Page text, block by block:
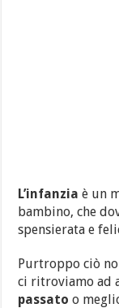
L’infanzia è un
bambino, che
spensierata e
Purtroppo ciò
ci ritroviamo ad
passato o